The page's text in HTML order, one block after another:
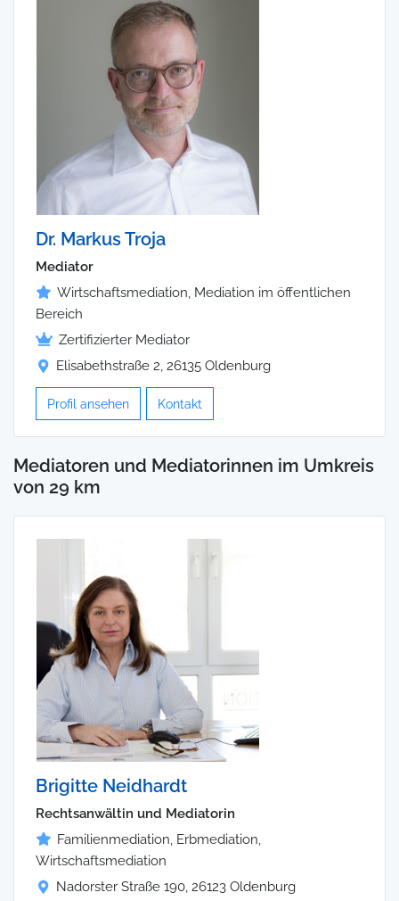
Dr. Markus Troja
Mediator
Wirtschaftsmediation, Mediation im öffentlichen
Bereich
Zertifizierter Mediator
Elisabethstraße 2, 26135 Oldenburg
Profil ansehen Kontakt
Mediatoren und Mediatorinnen im Umkreis
von 29 km
Brigitte Neidhardt
Rechtsanwältin und Mediatorin
Familienmediation, Erbmediation,
Wirtschaftsmediation
Nadorster Straße 190, 26123 Oldenburg